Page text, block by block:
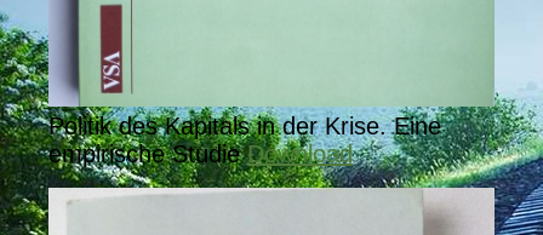
Politik des Kapitals in der Krise. Eine
empirische StudieDownload